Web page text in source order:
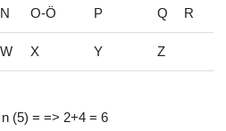
N O-Ö P Q R
W X Y Z
(5) = => 2+4 = 6